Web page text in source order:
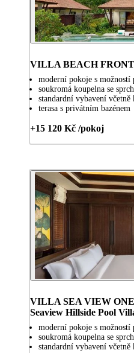
VILLA BEACH FRONT
moderní pokoje s
soukromá koupelna se
standardní vybavení
terasa s privátním bazénem
+15 120 Kč /pokoj
VILLA SEA VIEW
Seaview Hillside Pool
moderní pokoje s
soukromá koupelna se
standardní vybavení